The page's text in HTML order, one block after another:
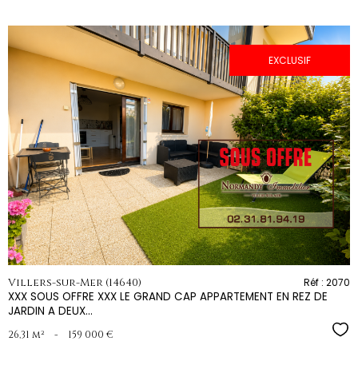
EXCLUSIF
voir le
bien
Villers-sur-Mer (14640)
XXX SOUS OFFRE XXX LE GRAND CAP APPARTEMENT EN REZ DE
JARDIN A DEUX...
Réf : 2070
26,31 m² - 159 000 €